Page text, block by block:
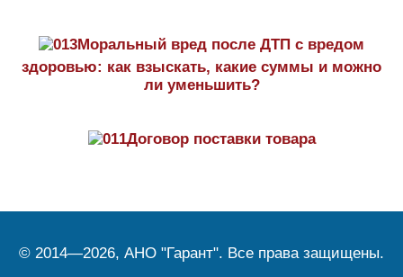
Моральный вред после ДТП с вредом
здоровью: как взыскать, какие суммы и можно
ли уменьшить?
Договор поставки товара
© 2014—2026, АНО "Гарант". Все права защищены.